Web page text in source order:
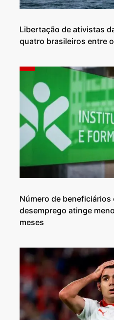
Libertação de ativistas
quatro brasileiros entre
Número de
desemprego atinge
meses